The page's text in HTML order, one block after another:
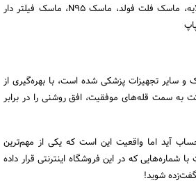
محصولات این فروشگاه عبارت است از: ماسک تنفسی، ماسک سه لایه، ماسک فلت فولد، ماسک N95، ماسک فیلتر دار
و سایر تجهیزات پزشکی شده است، با بهره‌گیری از
به سمت قله‌های موفقیت، افق روشنی را در برابر
آید اما واقعیت این است که یکی از مهم‌ترین
که در این فروشگاه اینترنتی قرار داده
شوید!